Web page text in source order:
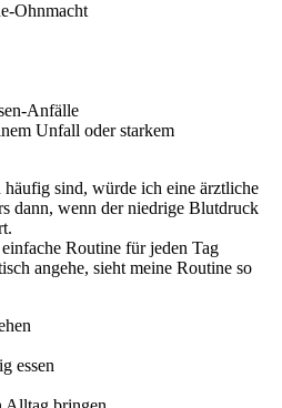
Ohnmacht
Anfälle
Unfall oder starkem
sind, würde ich eine ärztliche
dann, wenn der niedrige Blutdruck
Routine für jeden Tag
angehe, sieht meine Routine so
essen